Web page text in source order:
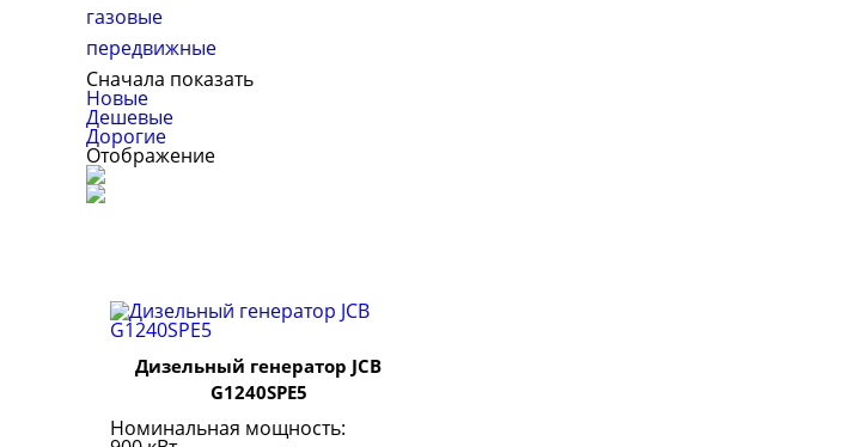
газовые
передвижные
Сначала показать
Новые
Дешевые
Дорогие
Отображение
Дизельный генератор JCB
G1240SPE5
Номинальная мощность: